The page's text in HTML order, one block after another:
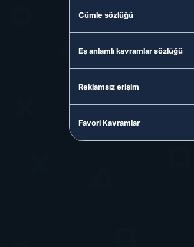
Cümle sözlüğü
Eş anlamlı kavramlar sözlüğü
Reklamsız erişim
Favori Kavramlar